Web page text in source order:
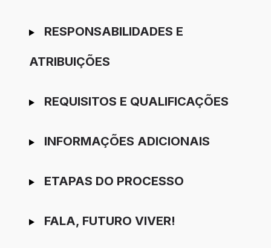
RESPONSABILIDADES E
ATRIBUIÇÕES
REQUISITOS E QUALIFICAÇÕES
INFORMAÇÕES ADICIONAIS
ETAPAS DO PROCESSO
FALA, FUTURO VIVER!